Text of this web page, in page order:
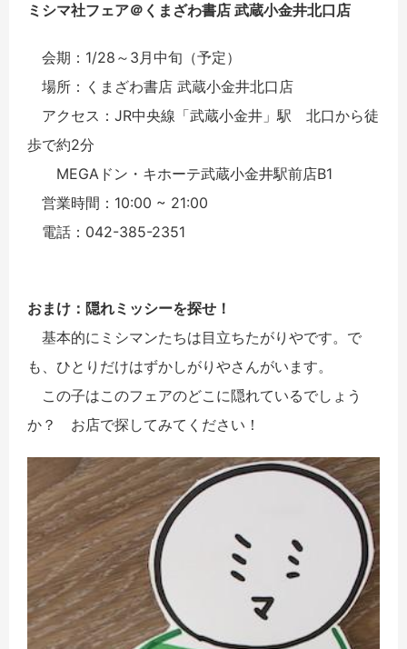
ミシマ社フェア＠くまざわ書店 武蔵小金井北口店
会期：1/28～3月中旬（予定）
場所：くまざわ書店 武蔵小金井北口店
アクセス：JR中央線「武蔵小金井」駅 北口から徒
歩で約2分
MEGAドン・キホーテ武蔵小金井駅前店B1
営業時間：10:00 ~ 21:00
電話：042-385-2351
おまけ：隠れミッシーを探せ！
基本的にミシマンたちは目立ちたがりやです。で
も、ひとりだけはずかしがりやさんがいます。
この子はこのフェアのどこに隠れているでしょう
か？ お店で探してみてください！